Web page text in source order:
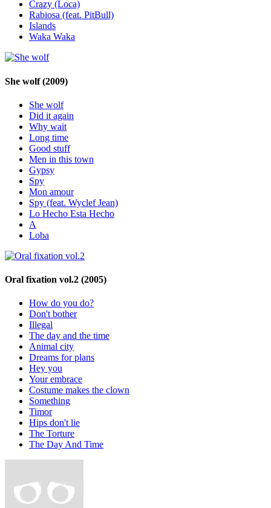
Crazy (Loca)
Rabiosa (feat. PitBull)
Islands
Waka Waka
She wolf(2009)
She wolf
Did it again
Why wait
Long time
Good stuff
Men in this town
Gypsy
Spy
Mon amour
Spy (feat. Wyclef Jean)
Lo Hecho Esta Hecho
A
Loba
Oral fixation vol.2 (2005)
How do you do?
Don't bother
Illegal
The day and the time
Animal city
Dreams for plans
Hey you
Your embrace
Costume makes the clown
Something
Timor
Hips don't lie
The Torture
The Day And Time